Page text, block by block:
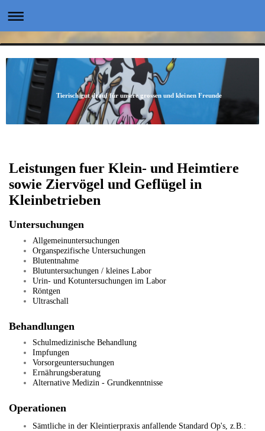
Tierisch gut drauf für unsere grossen und kleinen Freunde
Leistungen fuer Klein- und Heimtiere
sowie Ziervögel und Geflügel in
Kleinbetrieben
Untersuchungen
Allgemeinuntersuchungen
Organspezifische Untersuchungen
Blutentnahme
Blutuntersuchungen / kleines Labor
Urin- und Kotuntersuchungen im Labor
Röntgen
Ultraschall
Behandlungen
Schulmedizinische Behandlung
Impfungen
Vorsorgeuntersuchungen
Ernährungsberatung
Alternative Medizin - Grundkenntnisse
Operationen
Sämtliche in der Kleintierpraxis anfallende Standard Op's, z.B.: